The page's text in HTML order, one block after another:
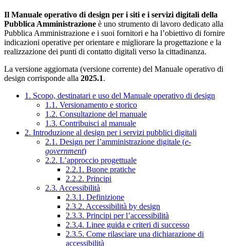
Il Manuale operativo di design per i siti e i servizi digitali della
Pubblica Amministrazione è uno strumento di lavoro dedicato alla
Pubblica Amministrazione e i suoi fornitori e ha l’obiettivo di fornire
indicazioni operative per orientare e migliorare la progettazione e la
realizzazione dei punti di contatto digitali verso la cittadinanza.
La versione aggiornata (versione corrente) del Manuale operativo di
design corrisponde alla 2025.1.
1. Scopo, destinatari e uso del Manuale operativo di design
1.1. Versionamento e storico
1.2. Consultazione del manuale
1.3. Contribuisci al manuale
2. Introduzione al design per i servizi pubblici digitali
2.1. Design per l’amministrazione digitale (e-
government)
2.2. L’approccio progettuale
2.2.1. Buone pratiche
2.2.2. Principi
2.3. Accessibilità
2.3.1. Definizione
2.3.2. Accessibilità by design
2.3.3. Principi per l’accessibilità
2.3.4. Linee guida e criteri di successo
2.3.5. Come rilasciare una dichiarazione di
accessibilità